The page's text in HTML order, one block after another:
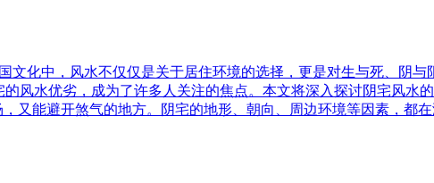
文化中，风水不仅仅是关于居住环境的选择，更是对生与死、阴
风水优劣，成为了许多人关注的焦点。本文将深入探讨阴宅风水
又能避开煞气的地方。阴宅的地形、朝向、周边环境等因素，都